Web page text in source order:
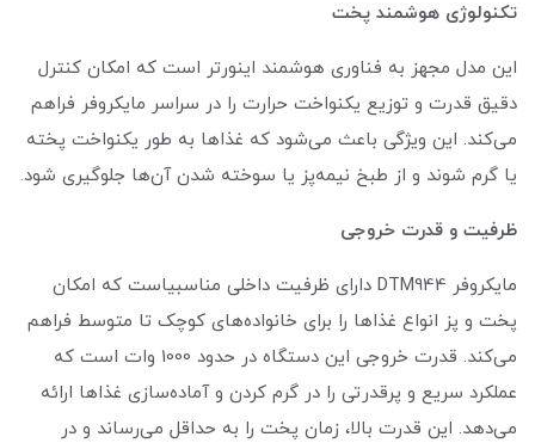
تکنولوژی هوشمند پخت
این مدل مجهز به فناوری هوشمند اینورتر است که امکان کنترل
دقیق قدرت و توزیع یکنواخت حرارت را در سراسر مایکروفر فراهم
می‌کند. این ویژگی باعث می‌شود که غذاها به طور یکنواخت پخته
یا گرم شوند و از طبخ نیمه‌پز یا سوخته شدن آن‌ها جلوگیری شود.
ظرفیت و قدرت خروجی
مایکروفر DTM944 دارای ظرفیت داخلی مناسبیاست که امکان
پخت و پز انواع غذاها را برای خانواده‌های کوچک تا متوسط فراهم
می‌کند. قدرت خروجی این دستگاه در حدود 1000 وات است که
عملکرد سریع و پرقدرتی را در گرم کردن و آماده‌سازی غذاها ارائه
می‌دهد. این قدرت بالا، زمان پخت را به حداقل می‌رساند و در